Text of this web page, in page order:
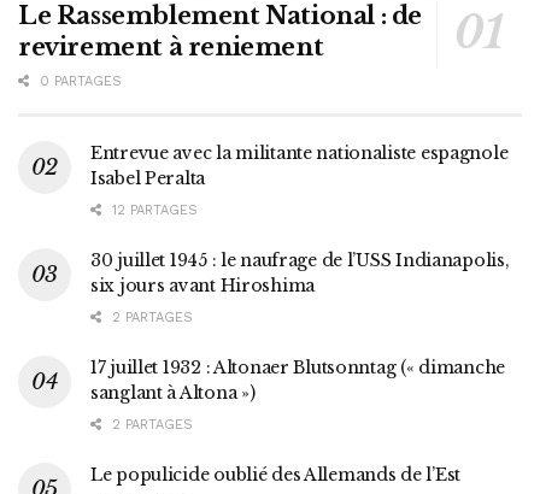
Le Rassemblement National : de
revirement à reniement
0 PARTAGES
Entrevue avec la militante nationaliste espagnole
Isabel Peralta
12 PARTAGES
30 juillet 1945 : le naufrage de l’USS Indianapolis,
six jours avant Hiroshima
2 PARTAGES
17 juillet 1932 : Altonaer Blutsonntag (« dimanche
sanglant à Altona »)
2 PARTAGES
Le populicide oublié des Allemands de l’Est